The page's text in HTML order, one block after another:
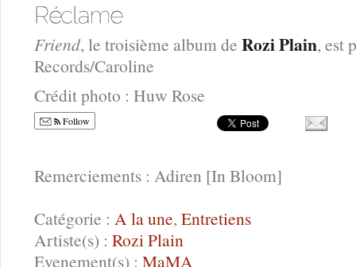
Friend, le troisième album de Rozi Plain, est
Records/Caroline
Crédit photo : Huw Rose
Follow
Remerciements : Adiren [In Bloom]
Catégorie : A la une, Entretiens
Artiste(s) : Rozi Plain
Evenement(s) : MaMA